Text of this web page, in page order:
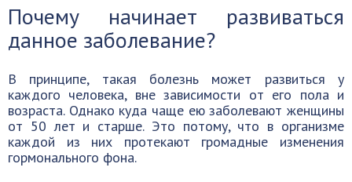
Почему начинает развиваться
данное заболевание?
В принципе, такая болезнь может развиться у
каждого человека, вне зависимости от его пола и
возраста. Однако куда чаще ею заболевают женщины
от 50 лет и старше. Это потому, что в организме
каждой из них протекают громадные изменения
гормонального фона.